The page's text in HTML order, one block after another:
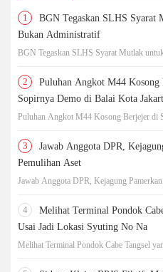
1
BGN Tegaskan SLHS Syarat
Bukan Administratif
BGN Tegaskan SLHS Syarat Mutlak
2
Puluhan Angkot M44 Kosong
Sopirnya Demo di Balai Kota
Puluhan Angkot M44 Kosong Berjejer di
3
Jawab Anggota DPR,
Pemulihan Aset
Jawab Anggota DPR, Kejagung
4
Melihat Terminal Pondok
Usai Jadi Lokasi Syuting No Na
Melihat Terminal Pondok Cabe Tangsel